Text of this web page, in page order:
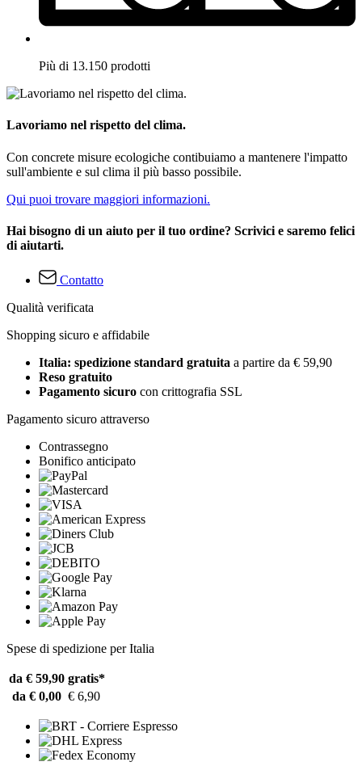
Più di 13.150 prodotti
Lavoriamo nel rispetto del clima.
Con concrete misure ecologiche contibuiamo a mantenere l'impatto
sull'ambiente e sul clima il più basso possibile.
Qui puoi trovare maggiori informazioni.
Hai bisogno di un aiuto per il tuo ordine? Scrivici e saremo felici
di aiutarti.
Contatto
Qualità verificata
Shopping sicuro e affidabile
Italia: spedizione standard gratuita a partire da € 59,90
Reso gratuito
Pagamento sicuro con crittografia SSL
Pagamento sicuro attraverso
Contrassegno
Bonifico anticipato
Spese di spedizione per Italia
da € 59,90 gratis*
da € 0,00 € 6,90